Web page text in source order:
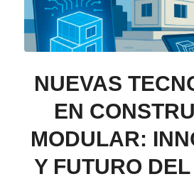
NUEVAS
EN
MODULAR:
Y FUTURO